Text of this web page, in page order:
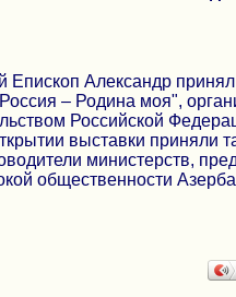
Александр принял
– Родина моя",
Российской
выставки приняли
министерств,
общественности